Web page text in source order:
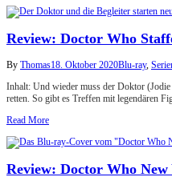
Review: Doctor Who
By Thomas18. Oktober 2020Blu-ray,
Inhalt: Und wieder muss der Doktor
retten. So gibt es Treffen mit legendären
Read More
Review: Doctor Who